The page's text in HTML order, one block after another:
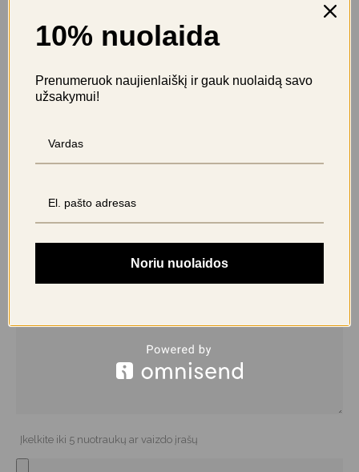
Ši prekė kol kas neturi atsiliepimų
BŪKITE PIRMAS APRAŠĘS “CURAPROX HYDROSONIC
ŠEPETĖLIO GALVUTĖ POWER”
Jūsų įvertinimas
Įkelkite iki 5 nuotraukų ar vaizdo įrašų
10% nuolaida
Prenumeruok naujienlaiškį ir gauk nuolaidą savo
užsakymui!
Noriu nuolaidos